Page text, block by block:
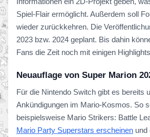
Spiel-Flair ermöglicht. Außerdem soll
wieder zurückkehren. Die
2023 bzw. 2024 geplant. Bis dahin
Fans die Zeit noch mit einigen
Neuauflage von Super Marion
Für die Nintendo Switch gibt es bereits
Ankündigungen im Mario-Kosmos. So
beispielsweise Mario Strikers: Battle
Mario Party Superstars erscheinen und